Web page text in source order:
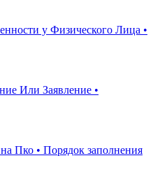
у Физического Лица •
Или Заявление •
Пко • Порядок заполнения